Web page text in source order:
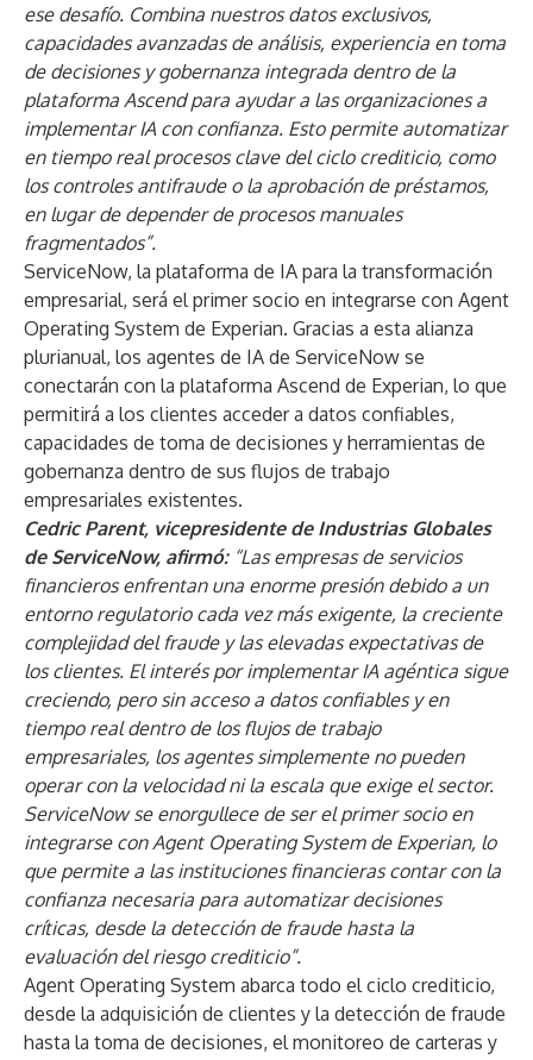
ese desafío. Combina nuestros datos exclusivos,
capacidades avanzadas de análisis, experiencia en toma
de decisiones y gobernanza integrada dentro de la
plataforma Ascend para ayudar a las organizaciones a
implementar IA con confianza. Esto permite automatizar
en tiempo real procesos clave del ciclo crediticio, como
los controles antifraude o la aprobación de préstamos,
en lugar de depender de procesos manuales
fragmentados”.
ServiceNow, la plataforma de IA para la transformación
empresarial, será el primer socio en integrarse con Agent
Operating System de Experian. Gracias a esta alianza
plurianual, los agentes de IA de ServiceNow se
conectarán con la plataforma Ascend de Experian, lo que
permitirá a los clientes acceder a datos confiables,
capacidades de toma de decisiones y herramientas de
gobernanza dentro de sus flujos de trabajo
empresariales existentes.
Cedric Parent, vicepresidente de Industrias Globales
de ServiceNow, afirmó: “Las empresas de servicios
financieros enfrentan una enorme presión debido a un
entorno regulatorio cada vez más exigente, la creciente
complejidad del fraude y las elevadas expectativas de
los clientes. El interés por implementar IA agéntica sigue
creciendo, pero sin acceso a datos confiables y en
tiempo real dentro de los flujos de trabajo
empresariales, los agentes simplemente no pueden
operar con la velocidad ni la escala que exige el sector.
ServiceNow se enorgullece de ser el primer socio en
integrarse con Agent Operating System de Experian, lo
que permite a las instituciones financieras contar con la
confianza necesaria para automatizar decisiones
críticas, desde la detección de fraude hasta la
evaluación del riesgo crediticio”.
Agent Operating System abarca todo el ciclo crediticio,
desde la adquisición de clientes y la detección de fraude
hasta la toma de decisiones, el monitoreo de carteras y